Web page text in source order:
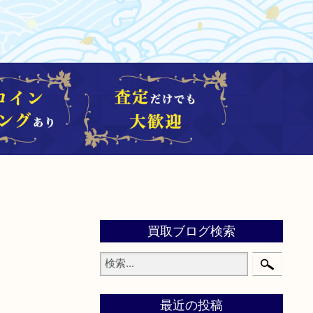
買取ブログ検索
最近の投稿